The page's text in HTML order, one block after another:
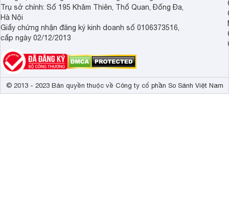
Trụ sở chính: Số 195 Khâm Thiên, Thổ Quan, Đống Đa,
Hà Nội
Giấy chứng nhận đăng ký kinh doanh số 0106373516,
cấp ngày 02/12/2013
© 2013 - 2023 Bản quyền thuộc về Công ty cổ phần So Sánh Việt Nam